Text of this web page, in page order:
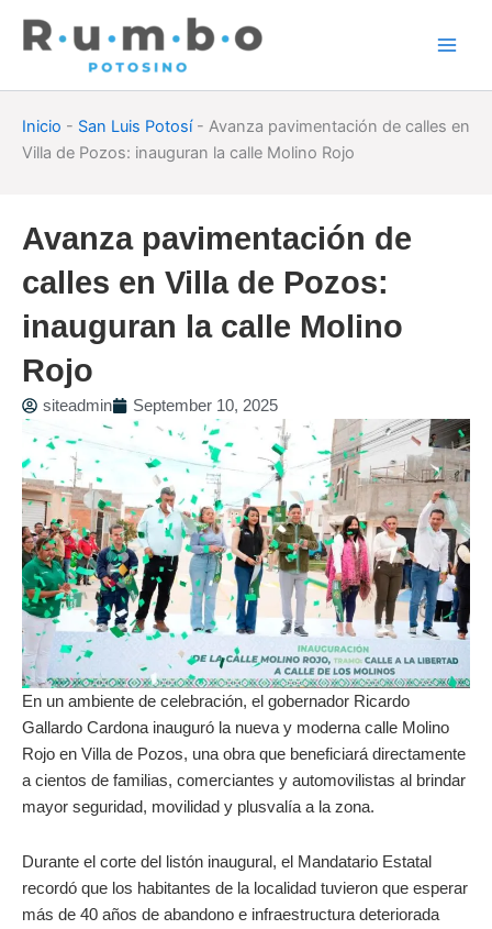
Inicio - San Luis Potosí- Avanza pavimentación de calles en
Villa de Pozos: inauguran la calle Molino Rojo
Avanza pavimentación de
calles en Villa de Pozos:
inauguran la calle Molino
Rojo
siteadmin September 10, 2025
En un ambiente de celebración, el gobernador Ricardo
Gallardo Cardona inauguró la nueva y moderna calle Molino
Rojo en Villa de Pozos, una obra que beneficiará directamente
a cientos de familias, comerciantes y automovilistas al brindar
mayor seguridad, movilidad y plusvalía a la zona.
Durante el corte del listón inaugural, el Mandatario Estatal
recordó que los habitantes de la localidad tuvieron que esperar
más de 40 años de abandono e infraestructura deteriorada